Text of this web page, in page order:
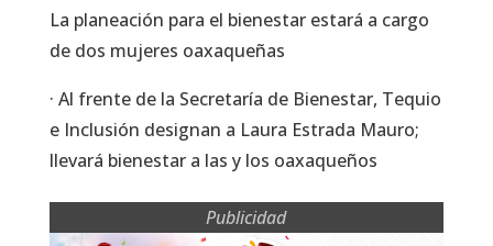
La planeación para el bienestar estará a cargo
de dos mujeres oaxaqueñas
· Al frente de la Secretaría de Bienestar, Tequio
e Inclusión designan a Laura Estrada Mauro;
llevará bienestar a las y los oaxaqueños
Publicidad